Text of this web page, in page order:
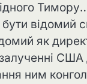
відомий
як
ним